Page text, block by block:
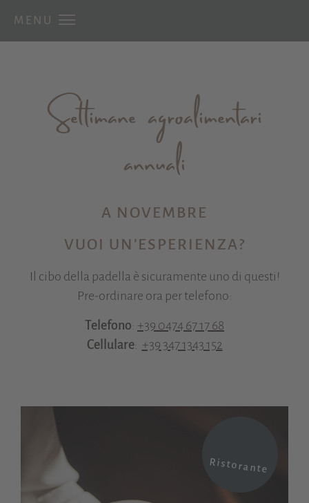
MENU
Settimane agroalimentari
annuali
A NOVEMBRE
VUOI UN’ESPERIENZA?
Il cibo della padella è sicuramente uno di questi!
Pre-ordinare ora per telefono:
Telefono: +39 0474 67 17 68
Cellulare: +39 347 1343 152
Ristorante